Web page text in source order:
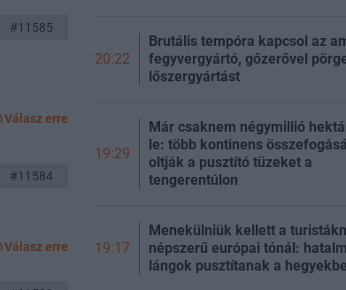
#11585
Válasz erre
#11584
Válasz erre
20:22
Brutális tempóra kapcsol az
fegyvergyártó, gőzerővel
lőszergyártást
19:29
Már csaknem négymillió
le: több kontinens
oltják a pusztító tüzeket a
tengerentúlon
19:17
Menekülniük kellett a
népszerű európai tónál:
lángok pusztítanak a